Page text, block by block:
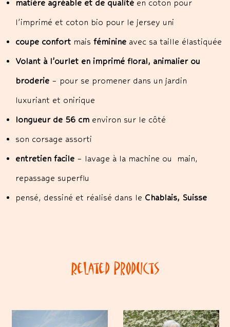
matière agréable et de qualité en coton pour
l’imprimé et coton bio pour le jersey uni
coupe confort mais féminine avec sa taille élastiquée
Volant à l’ourlet en imprimé floral, animalier ou
broderie – pour se promener dans un jardin
luxuriant et onirique
longueur de 56 cm environ sur le côté
son corsage assorti
entretien facile – lavage à la machine ou main,
repassage superflu
pensé, dessiné et réalisé dans le Chablais, Suisse
Related Products